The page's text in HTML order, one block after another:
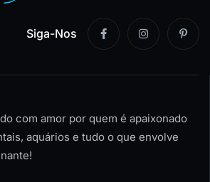
Siga-Nos
com amor por quem é apaixonado
aquários e tudo o que envolve